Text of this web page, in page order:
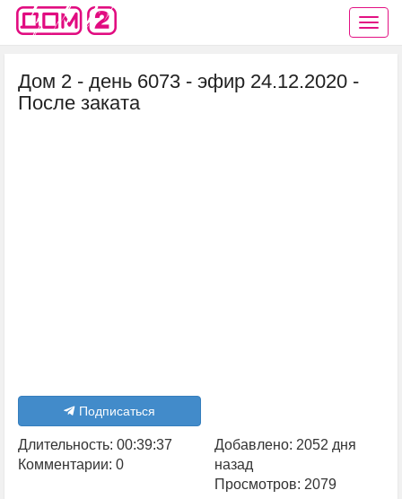
Дом 2 - день 6073 - эфир 24.12.2020 -
После заката
Подписаться
Длительность: 00:39:37
Комментарии: 0
Добавлено: 2052 дня
назад
Просмотров: 2079